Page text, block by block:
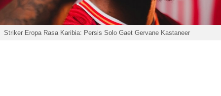
Striker Eropa Rasa Karibia: Persis Solo Gaet Gervane Kastaneer